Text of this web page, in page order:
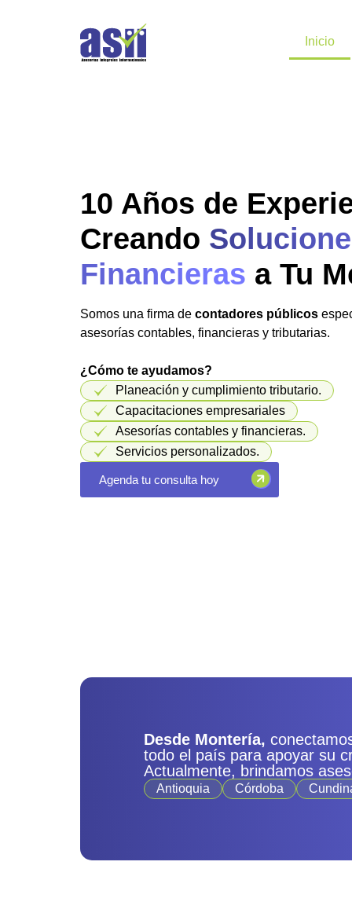
Inicio
10 Años de
Creando
Financieras a Tu
Somos una firma de contadores públicos
asesorías contables, financieras y tributarias.
¿Cómo te ayudamos?
Planeación y cumplimiento tributario.
Capacitaciones empresariales
Asesorías contables y financieras.
Servicios personalizados.
Agenda tu consulta hoy
Desde Montería,
todo el país para apoyar su
Actualmente, brindamos
Antioquia Córdoba